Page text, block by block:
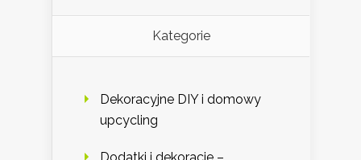
Kategorie
Dekoracyjne DIY i domowy
upcycling